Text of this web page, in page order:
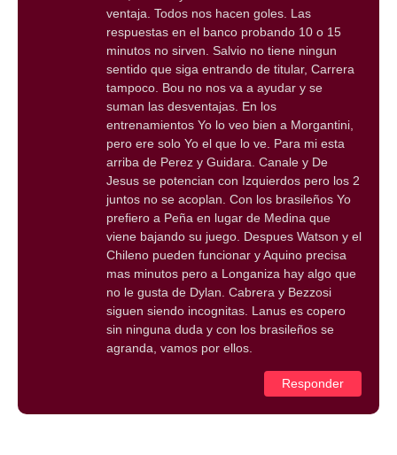
ventaja. Todos nos hacen goles. Las
respuestas en el banco probando 10 o 15
minutos no sirven. Salvio no tiene ningun
sentido que siga entrando de titular, Carrera
tampoco. Bou no nos va a ayudar y se
suman las desventajas. En los
entrenamientos Yo lo veo bien a Morgantini,
pero ere solo Yo el que lo ve. Para mi esta
arriba de Perez y Guidara. Canale y De
Jesus se potencian con Izquierdos pero los 2
juntos no se acoplan. Con los brasileños Yo
prefiero a Peña en lugar de Medina que
viene bajando su juego. Despues Watson y el
Chileno pueden funcionar y Aquino precisa
mas minutos pero a Longaniza hay algo que
no le gusta de Dylan. Cabrera y Bezzosi
siguen siendo incognitas. Lanus es copero
sin ninguna duda y con los brasileños se
agranda, vamos por ellos.
Responder